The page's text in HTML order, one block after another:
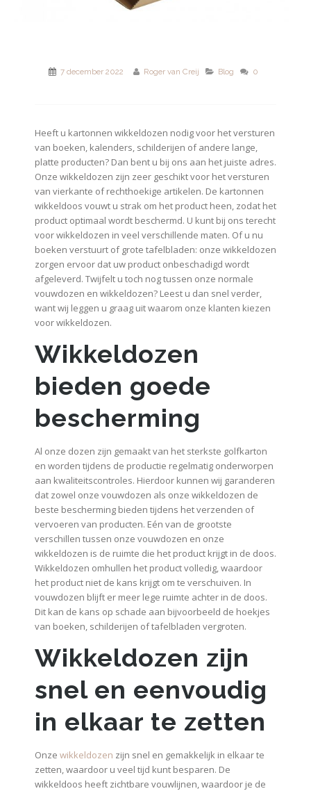
7 december 2022 Roger van Creij Blog 0
Heeft u kartonnen wikkeldozen nodig voor het versturen
van boeken, kalenders, schilderijen of andere lange,
platte producten? Dan bent u bij ons aan het juiste adres.
Onze wikkeldozen zijn zeer geschikt voor het versturen
van vierkante of rechthoekige artikelen. De kartonnen
wikkeldoos vouwt u strak om het product heen, zodat het
product optimaal wordt beschermd. U kunt bij ons terecht
voor wikkeldozen in veel verschillende maten. Of u nu
boeken verstuurt of grote tafelbladen: onze wikkeldozen
zorgen ervoor dat uw product onbeschadigd wordt
afgeleverd. Twijfelt u toch nog tussen onze normale
vouwdozen en wikkeldozen? Leest u dan snel verder,
want wij leggen u graag uit waarom onze klanten kiezen
voor wikkeldozen.
Wikkeldozen
bieden goede
bescherming
Al onze dozen zijn gemaakt van het sterkste golfkarton
en worden tijdens de productie regelmatig onderworpen
aan kwaliteitscontroles. Hierdoor kunnen wij garanderen
dat zowel onze vouwdozen als onze wikkeldozen de
beste bescherming bieden tijdens het verzenden of
vervoeren van producten. Eén van de grootste
verschillen tussen onze vouwdozen en onze
wikkeldozen is de ruimte die het product krijgt in de doos.
Wikkeldozen omhullen het product volledig, waardoor
het product niet de kans krijgt om te verschuiven. In
vouwdozen blijft er meer lege ruimte achter in de doos.
Dit kan de kans op schade aan bijvoorbeeld de hoekjes
van boeken, schilderijen of tafelbladen vergroten.
Wikkeldozen zijn
snel en eenvoudig
in elkaar te zetten
Onze wikkeldozen zijn snel en gemakkelijk in elkaar te
zetten, waardoor u veel tijd kunt besparen. De
wikkeldoos heeft zichtbare vouwlijnen, waardoor je de